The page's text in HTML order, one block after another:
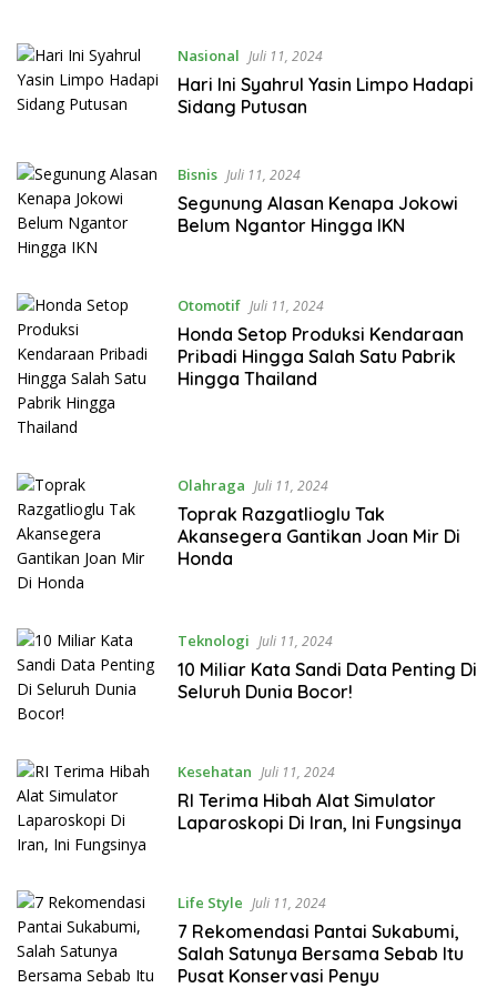
Nasional Juli 11, 2024
Hari Ini Syahrul Yasin Limpo Hadapi
Sidang Putusan
Bisnis Juli 11, 2024
Segunung Alasan Kenapa Jokowi
Belum Ngantor Hingga IKN
Otomotif Juli 11, 2024
Honda Setop Produksi Kendaraan
Pribadi Hingga Salah Satu Pabrik
Hingga Thailand
Olahraga Juli 11, 2024
Toprak Razgatlioglu Tak
Akansegera Gantikan Joan Mir Di
Honda
Teknologi Juli 11, 2024
10 Miliar Kata Sandi Data Penting Di
Seluruh Dunia Bocor!
Kesehatan Juli 11, 2024
RI Terima Hibah Alat Simulator
Laparoskopi Di Iran, Ini Fungsinya
Life Style Juli 11, 2024
7 Rekomendasi Pantai Sukabumi,
Salah Satunya Bersama Sebab Itu
Pusat Konservasi Penyu